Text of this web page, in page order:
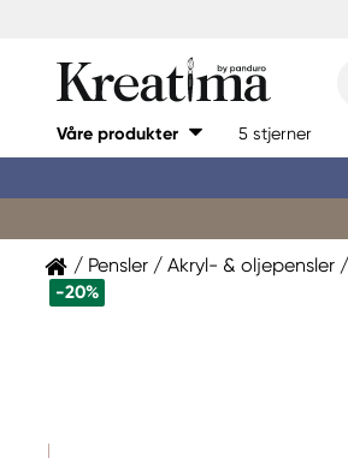
Våre produkter 5 stjerner
Pensler Akryl- & oljepensler
-20%